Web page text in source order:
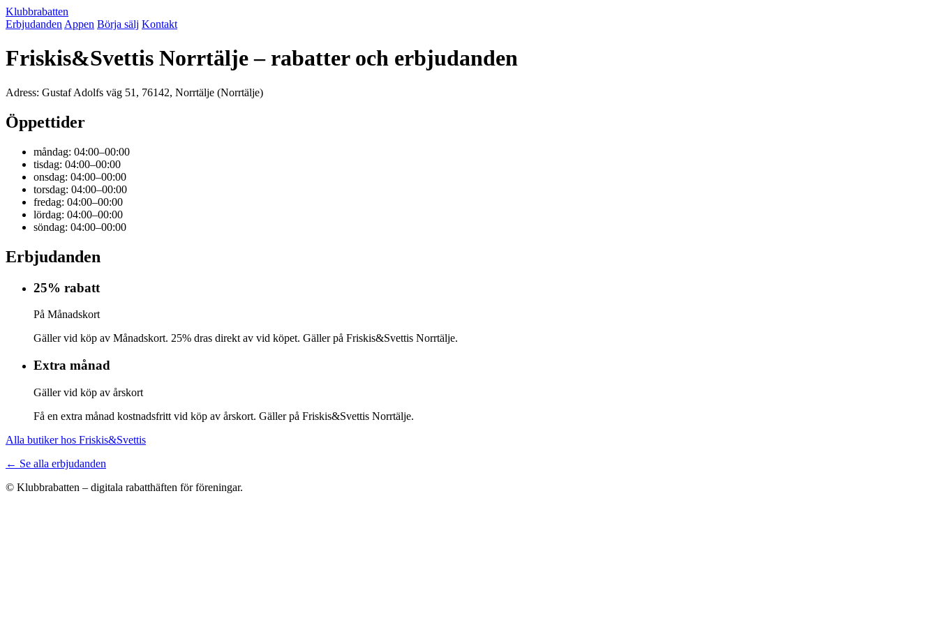
Klubbrabatten
Erbjudanden Appen Börja sälj Kontakt
Friskis&Svettis Norrtälje – rabatter och erbjudanden
Adress: Gustaf Adolfs väg 51, 76142, Norrtälje (Norrtälje)
Öppettider
måndag: 04:00–00:00
tisdag: 04:00–00:00
onsdag: 04:00–00:00
torsdag: 04:00–00:00
fredag: 04:00–00:00
lördag: 04:00–00:00
söndag: 04:00–00:00
Erbjudanden
25% rabatt
På Månadskort
Gäller vid köp av Månadskort. 25% dras direkt av vid köpet. Gäller på Friskis&Svettis Norrtälje.
Extra månad
Gäller vid köp av årskort
Få en extra månad kostnadsfritt vid köp av årskort. Gäller på Friskis&Svettis Norrtälje.
Alla butiker hos Friskis&Svettis
← Se alla erbjudanden
© Klubbrabatten – digitala rabatthäften för föreningar.